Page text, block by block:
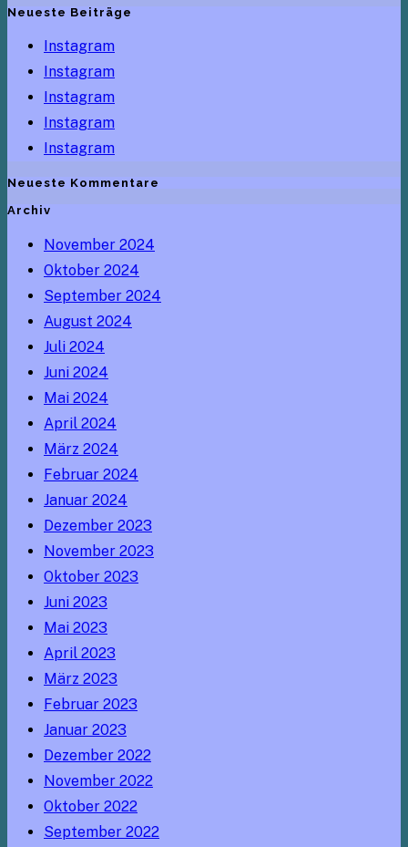
Neueste Beiträge
Instagram
Instagram
Instagram
Instagram
Instagram
Neueste Kommentare
Archiv
November 2024
Oktober 2024
September 2024
August 2024
Juli 2024
Juni 2024
Mai 2024
April 2024
März 2024
Februar 2024
Januar 2024
Dezember 2023
November 2023
Oktober 2023
Juni 2023
Mai 2023
April 2023
März 2023
Februar 2023
Januar 2023
Dezember 2022
November 2022
Oktober 2022
September 2022